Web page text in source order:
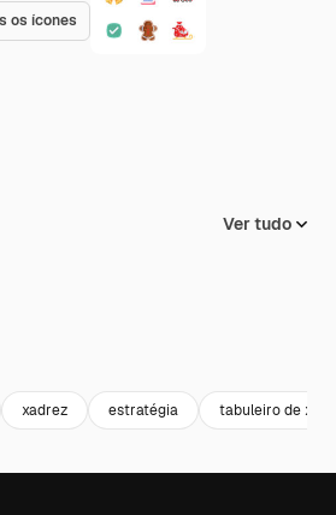
os ícones
Ver tudo
xadrez estratégia tabuleiro de